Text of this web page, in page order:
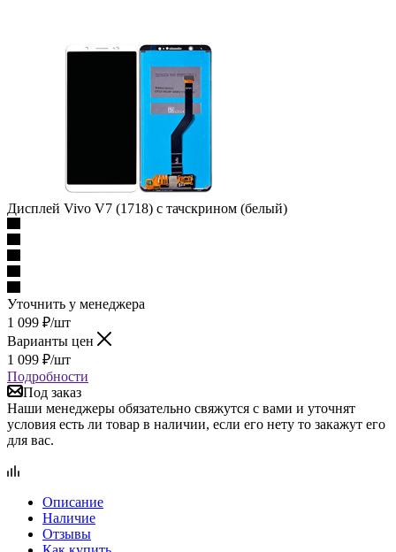
Дисплей Vivo V7 (1718) с тачскрином (белый)
Уточнить у менеджера
1 099
1 099₽/шт
Подробности
Под заказ
Наши менеджеры обязательно свяжутся с вами и уточнят
условия есть ли товар в наличии, если его нету то закажут его
для вас.
Описание
Как купить
Оплата
Доставка
Гарантия